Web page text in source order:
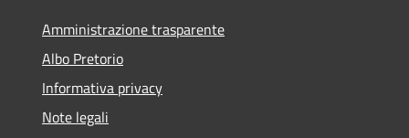
Amministrazione trasparente
Albo Pretorio
Informativa privacy
Note legali